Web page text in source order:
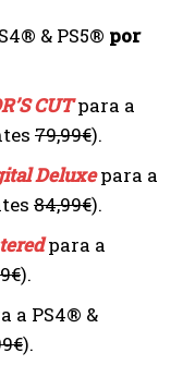
& PS5® por
CUT para a
79,99€).
Deluxepara a
84,99€).
para a
).
a PS4® &
).